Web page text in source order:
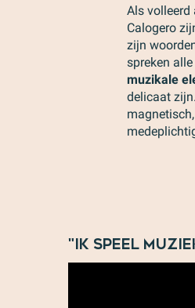
Als volleerd
Calogero
zijn
spreken
muzikale
delicaat
"Ik speel